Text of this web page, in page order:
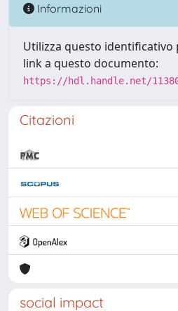
Informazioni
Utilizza questo identificativo
link a questo documento:
https://hdl.handle.net/
Citazioni
social impact